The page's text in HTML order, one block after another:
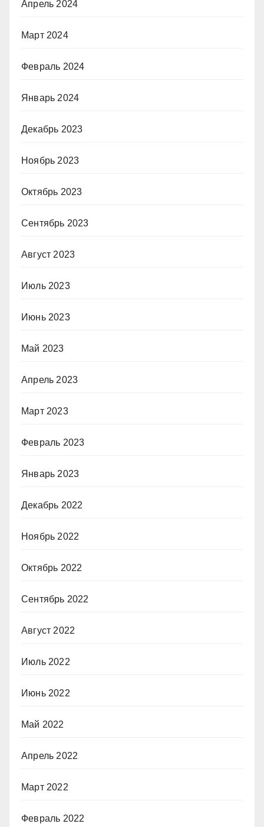
Апрель 2024
Март 2024
Февраль 2024
Январь 2024
Декабрь 2023
Ноябрь 2023
Октябрь 2023
Сентябрь 2023
Август 2023
Июль 2023
Июнь 2023
Май 2023
Апрель 2023
Март 2023
Февраль 2023
Январь 2023
Декабрь 2022
Ноябрь 2022
Октябрь 2022
Сентябрь 2022
Август 2022
Июль 2022
Июнь 2022
Май 2022
Апрель 2022
Март 2022
Февраль 2022